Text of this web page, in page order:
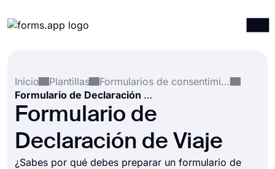
Integraciones
Plantillas
Recursos
Inicio
Plantillas
Formularios de consentimiento
Formulario de Declaración de Viaje
Formulario de
Declaración de Viaje
¿Sabes por qué debes preparar un formulario de